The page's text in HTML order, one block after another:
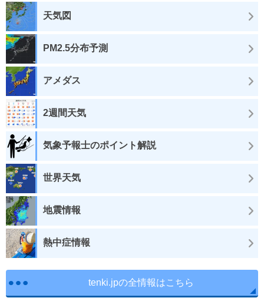
天気図
PM2.5分布予測
アメダス
2週間天気
気象予報士のポイント解説
世界天気
地震情報
熱中症情報
tenki.jpの全情報はこちら